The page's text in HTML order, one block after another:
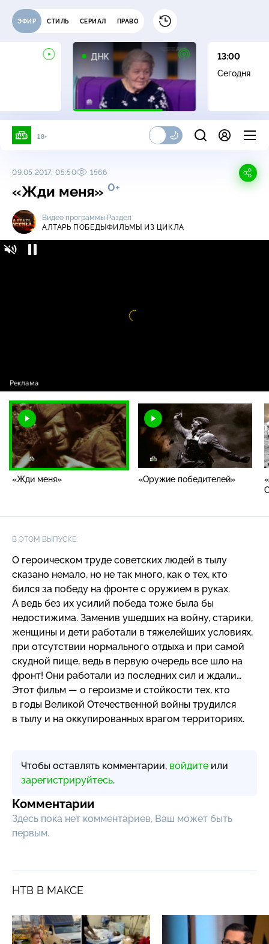
ЭФИР СТИЛЬ СЕРИАЛ ПРАВО
ДНК
13:00
Сегодня
18+
09.05.2017, 05:50 1566
«Жди меня» 0+
Видео программы
АЛТАРЬ ПОБЕДЫ
Раздел
ФИЛЬМЫ ИЗ ЦИКЛА
«Жди меня» «Оружие победителей»
В ЭТОМ ВЫПУСКЕ:
О героическом труде советских людей в тылу
сказано немало, но не так много, как о тех, кто
бился за победу на фронте с оружием в руках.
А ведь без их усилий победа тоже была бы
недостижима. Заменив ушедших на войну, старики,
женщины и дети работали в тяжелейших условиях,
при отсутствии нормального отдыха и при самой
скудной пище, ведь в первую очередь все шло на
фронт! Они работали из последних сил и ждали…
Этот фильм — о героизме и стойкости тех, кто
в годы Великой Отечественной войны трудился
в тылу и на оккупированных врагом территориях.
Чтобы оставлять комментарии, войдите или
зарегистрируйтесь.
Комментарии
Здесь пока нет комментариев, Ваш может быть
первым.
НТВ В МАКСЕ